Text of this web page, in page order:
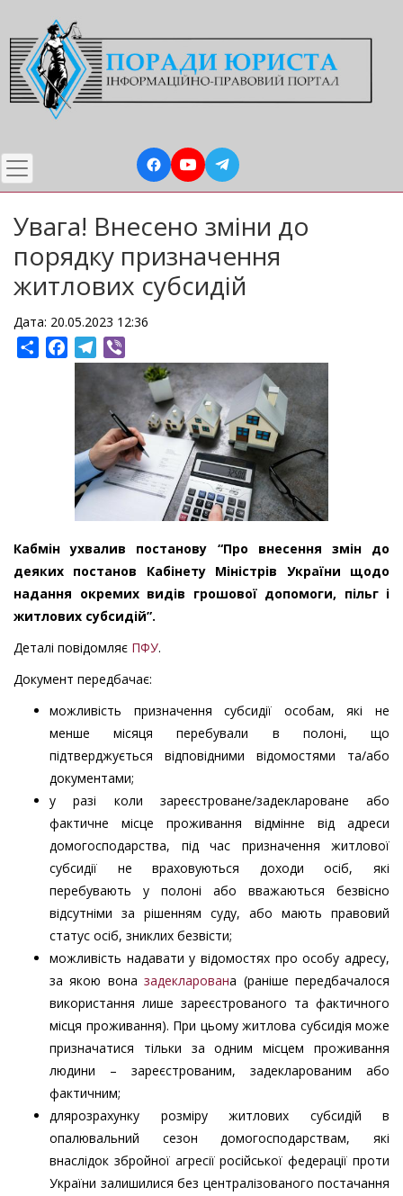
до
основного
вмісту
Увага! Внесено зміни до
порядку призначення
житлових субсидій
Дата: 20.05.2023 12:36
ShareFacebookTelegram
Кабмін ухвалив постанову “Про внесення змін до
деяких постанов Кабінету Міністрів України щодо
надання окремих видів грошової допомоги, пільг і
житлових субсидій”.
Деталі повідомляє ПФУ.
Документ передбачає:
можливість призначення субсидії особам, які не
менше місяця перебували в полоні, що
підтверджується відповідними відомостями та/або
документами;
у разі коли зареєстроване/задеклароване або
фактичне місце проживання відмінне від адреси
домогосподарства, під час призначення житлової
субсидії не враховуються доходи осіб, які
перебувають у полоні або вважаються безвісно
відсутніми за рішенням суду, або мають правовий
статус осіб, зниклих безвісти;
можливість надавати у відомостях про особу адресу,
за якою воназадекларована (раніше передбачалося
використання лише зареєстрованого та фактичного
місця проживання). При цьому житлова субсидія може
призначатися тільки за одним місцем проживання
людини – зареєстрованим, задекларованим або
фактичним;
длярозрахунку розміру житлових субсидій в
опалювальний сезон домогосподарствам, які
внаслідок збройної агресії російської федерації проти
України залишилися без централізованого постачання